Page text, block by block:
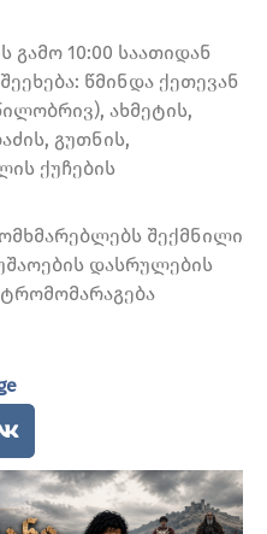
გამო 10:00 საათიდან
წმინდა ქეთევან
ახმეტის,
გუთნის,
ქუჩების
შექმნილი
დასრულების